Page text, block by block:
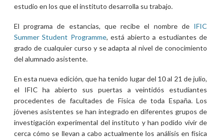
estudio en los que el instituto desarrolla su trabajo.
El programa de estancias, que recibe el nombre de IFIC
Summer Student Programme, está abierto a estudiantes de
grado de cualquier curso y se adapta al nivel de conocimiento
del alumnado asistente.
En esta nueva edición, que ha tenido lugar del 10 al 21 de julio,
el IFIC ha abierto sus puertas a veintidós estudiantes
procedentes de facultades de Física de toda España. Los
jóvenes asistentes se han integrado en diferentes grupos de
investigación experimental del instituto y han podido vivir de
cerca cómo se llevan a cabo actualmente los análisis en física